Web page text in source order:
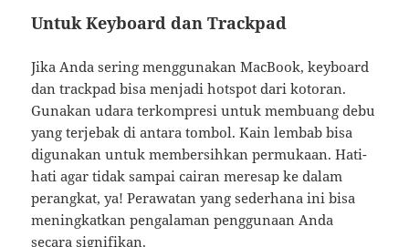
Untuk Keyboard dan Trackpad
Jika Anda sering menggunakan MacBook, keyboard
dan trackpad bisa menjadi hotspot dari kotoran.
Gunakan udara terkompresi untuk membuang debu
yang terjebak di antara tombol. Kain lembab bisa
digunakan untuk membersihkan permukaan. Hati-
hati agar tidak sampai cairan meresap ke dalam
perangkat, ya! Perawatan yang sederhana ini bisa
meningkatkan pengalaman penggunaan Anda
secara signifikan.